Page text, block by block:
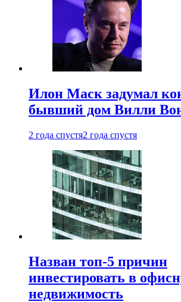
Илон Маск задумал
бывший дом Вилли
2 года спустя2 года спустя
Назван топ-5 причин
инвестировать в
недвижимость